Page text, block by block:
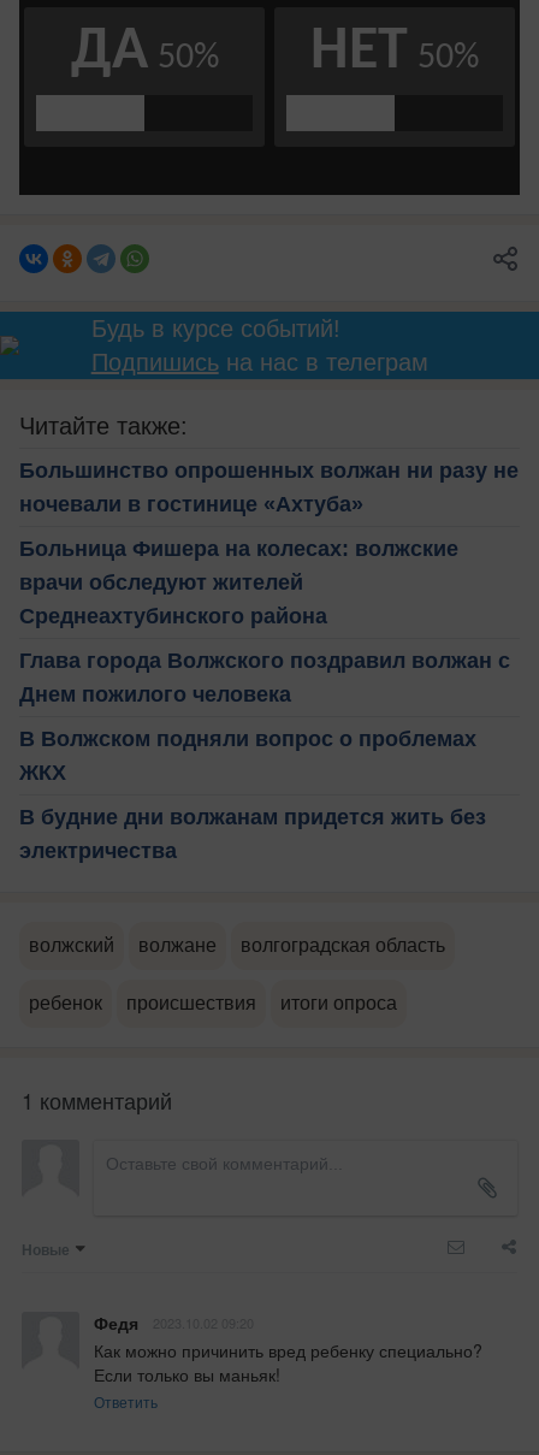
Будь в курсе событий!
Подпишисьна нас в телеграм
Читайте также:
Большинство опрошенных волжан ни разу не
ночевали в гостинице «Ахтуба»
Больница Фишера на колесах: волжские
врачи обследуют жителей
Среднеахтубинского района
Глава города Волжского поздравил волжан с
Днем пожилого человека
В Волжском подняли вопрос о проблемах
ЖКХ
В будние дни волжанам придется жить без
электричества
волжский волжане волгоградская область
ребенок происшествия итоги опроса
1 комментарий
Новые
Федя
Как можно причинить вред ребенку специально?
Если только вы маньяк!
Ответить